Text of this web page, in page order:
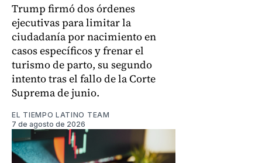
Trump firmó dos órdenes
ejecutivas para limitar la
ciudadanía por nacimiento en
casos específicos y frenar el
turismo de parto, su segundo
intento tras el fallo de la Corte
Suprema de junio.
EL TIEMPO LATINO TEAM
7 de agosto de 2026